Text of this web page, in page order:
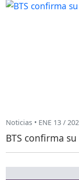
Noticias • ENE 13 /
BTS confirma